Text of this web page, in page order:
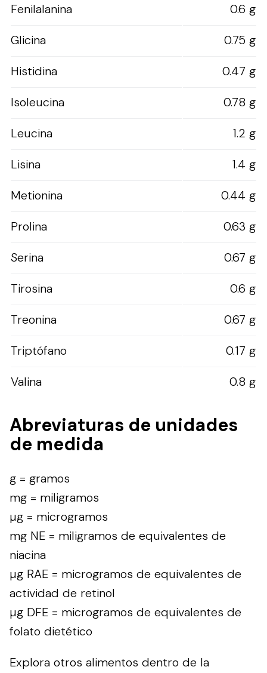
Fenilalanina
0.6 g
Glicina
0.75 g
Histidina
0.47 g
Isoleucina
0.78 g
Leucina
1.2 g
Lisina
1.4 g
Metionina
0.44 g
Prolina
0.63 g
Serina
0.67 g
Tirosina
0.6 g
Treonina
0.67 g
Triptófano
0.17 g
Valina
0.8 g
Abreviaturas de unidades
de medida
g = gramos
mg = miligramos
µg = microgramos
mg NE = miligramos de equivalentes de
niacina
µg RAE = microgramos de equivalentes de
actividad de retinol
µg DFE = microgramos de equivalentes de
folato dietético
Explora otros alimentos dentro de la